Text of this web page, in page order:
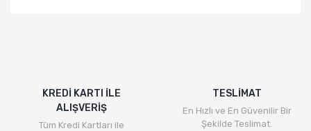
KREDİ KARTI İLE
ALIŞVERİŞ
Tüm Kredi Kartları ile
TESLİMAT
En Hızlı ve En Güvenilir Bir
Şekilde Teslimat.